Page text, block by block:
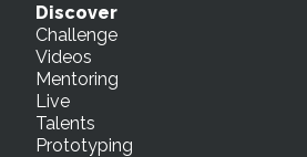
Discover
Challenge
Videos
Mentoring
Live
Talents
Prototyping